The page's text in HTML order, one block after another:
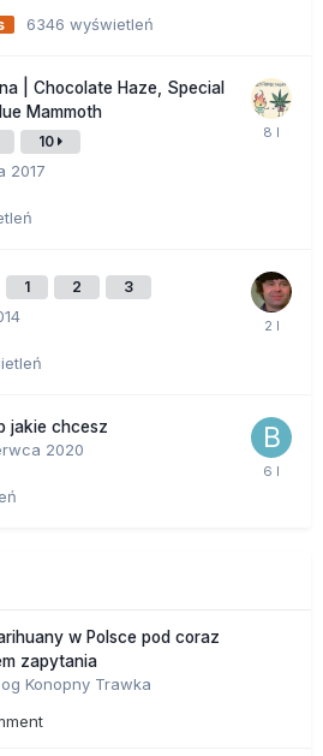
6346 wyświetleń
| Chocolate Haze, Special
Mammoth
10
2017
1 2 3
jakie chcesz
2020
w Polsce pod coraz
zapytania
Konopny Trawka